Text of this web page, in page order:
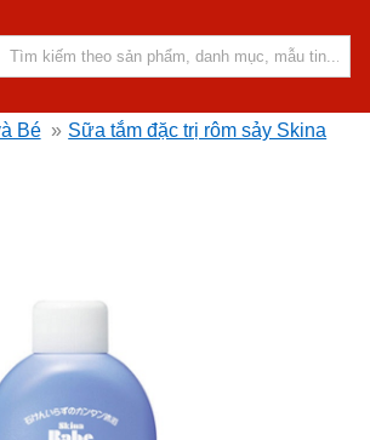
Bé » Sữa tắm đặc trị rôm sảy Skina